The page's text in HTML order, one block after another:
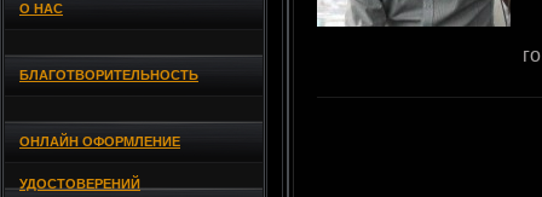
О НАС
БЛАГОТВОРИТЕЛЬНОСТЬ
ОНЛАЙН ОФОРМЛЕНИЕ
УДОСТОВЕРЕНИЙ